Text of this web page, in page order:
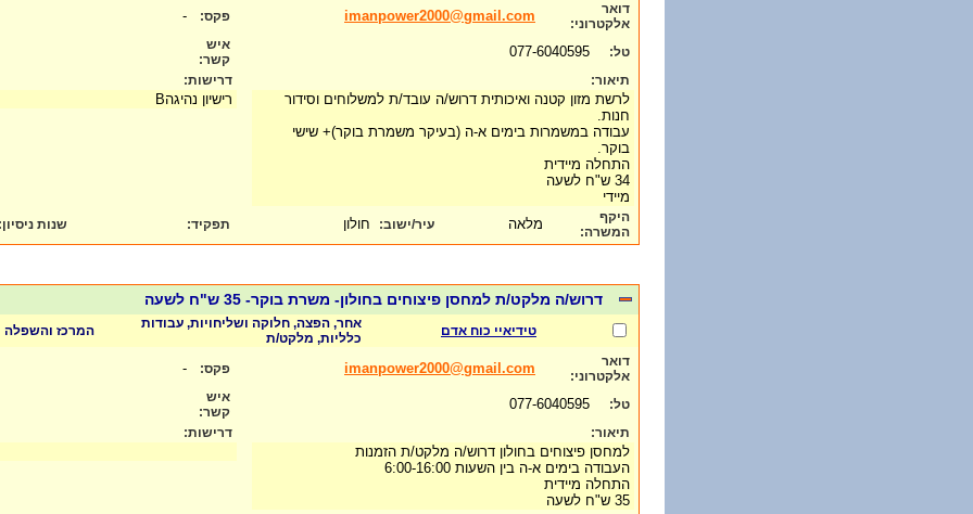
דואר
אלקטרוני:
imanpower2000@gmail.com פקס: -
טל:
איש
קשר:
תיאור:
לרשת מזון קטנה ואיכותית דרוש/ה עובד/ת למשלוחים וסידור
חנות.
עבודה במשמרות בימים א-ה (בעיקר משמרת בוקר)+ שישי
בוקר.
התחלה מיידית
34 ש"ח לשעה
מיידי
דרישות:
רישיון נהיגהB
היקף
המשרה:
מלאה עיר/ישוב: חולון תפקיד: שנות ניסיון:
דרוש/ה מלקט/ת למחסן פיצוחים בחולון- משרת בוקר- 35 ש"ח לשעה
טידיאיי כוח אדם
אחר, הפצה, חלוקה ושליחויות, עבודות
כלליות, מלקט/ת
המרכז והשפלה
דואר
אלקטרוני:
imanpower2000@gmail.com פקס: -
טל:
איש
קשר:
תיאור:
למחסן פיצוחים בחולון דרוש/ה מלקט/ת הזמנות
העבודה בימים א-ה בין השעות 6:00-16:00
התחלה מיידית
35 ש"ח לשעה
דרישות: